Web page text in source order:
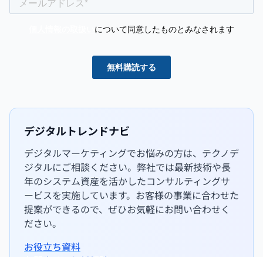
デジタルトレンドナビ
デジタルマーケティングでお悩みの方は、テクノデ
ジタルにご相談ください。弊社では最新技術や長
年のシステム資産を活かしたコンサルティングサ
ービスを実施しています。お客様の事業に合わせた
提案ができるので、ぜひお気軽にお問い合わせく
ださい。
お役立ち資料